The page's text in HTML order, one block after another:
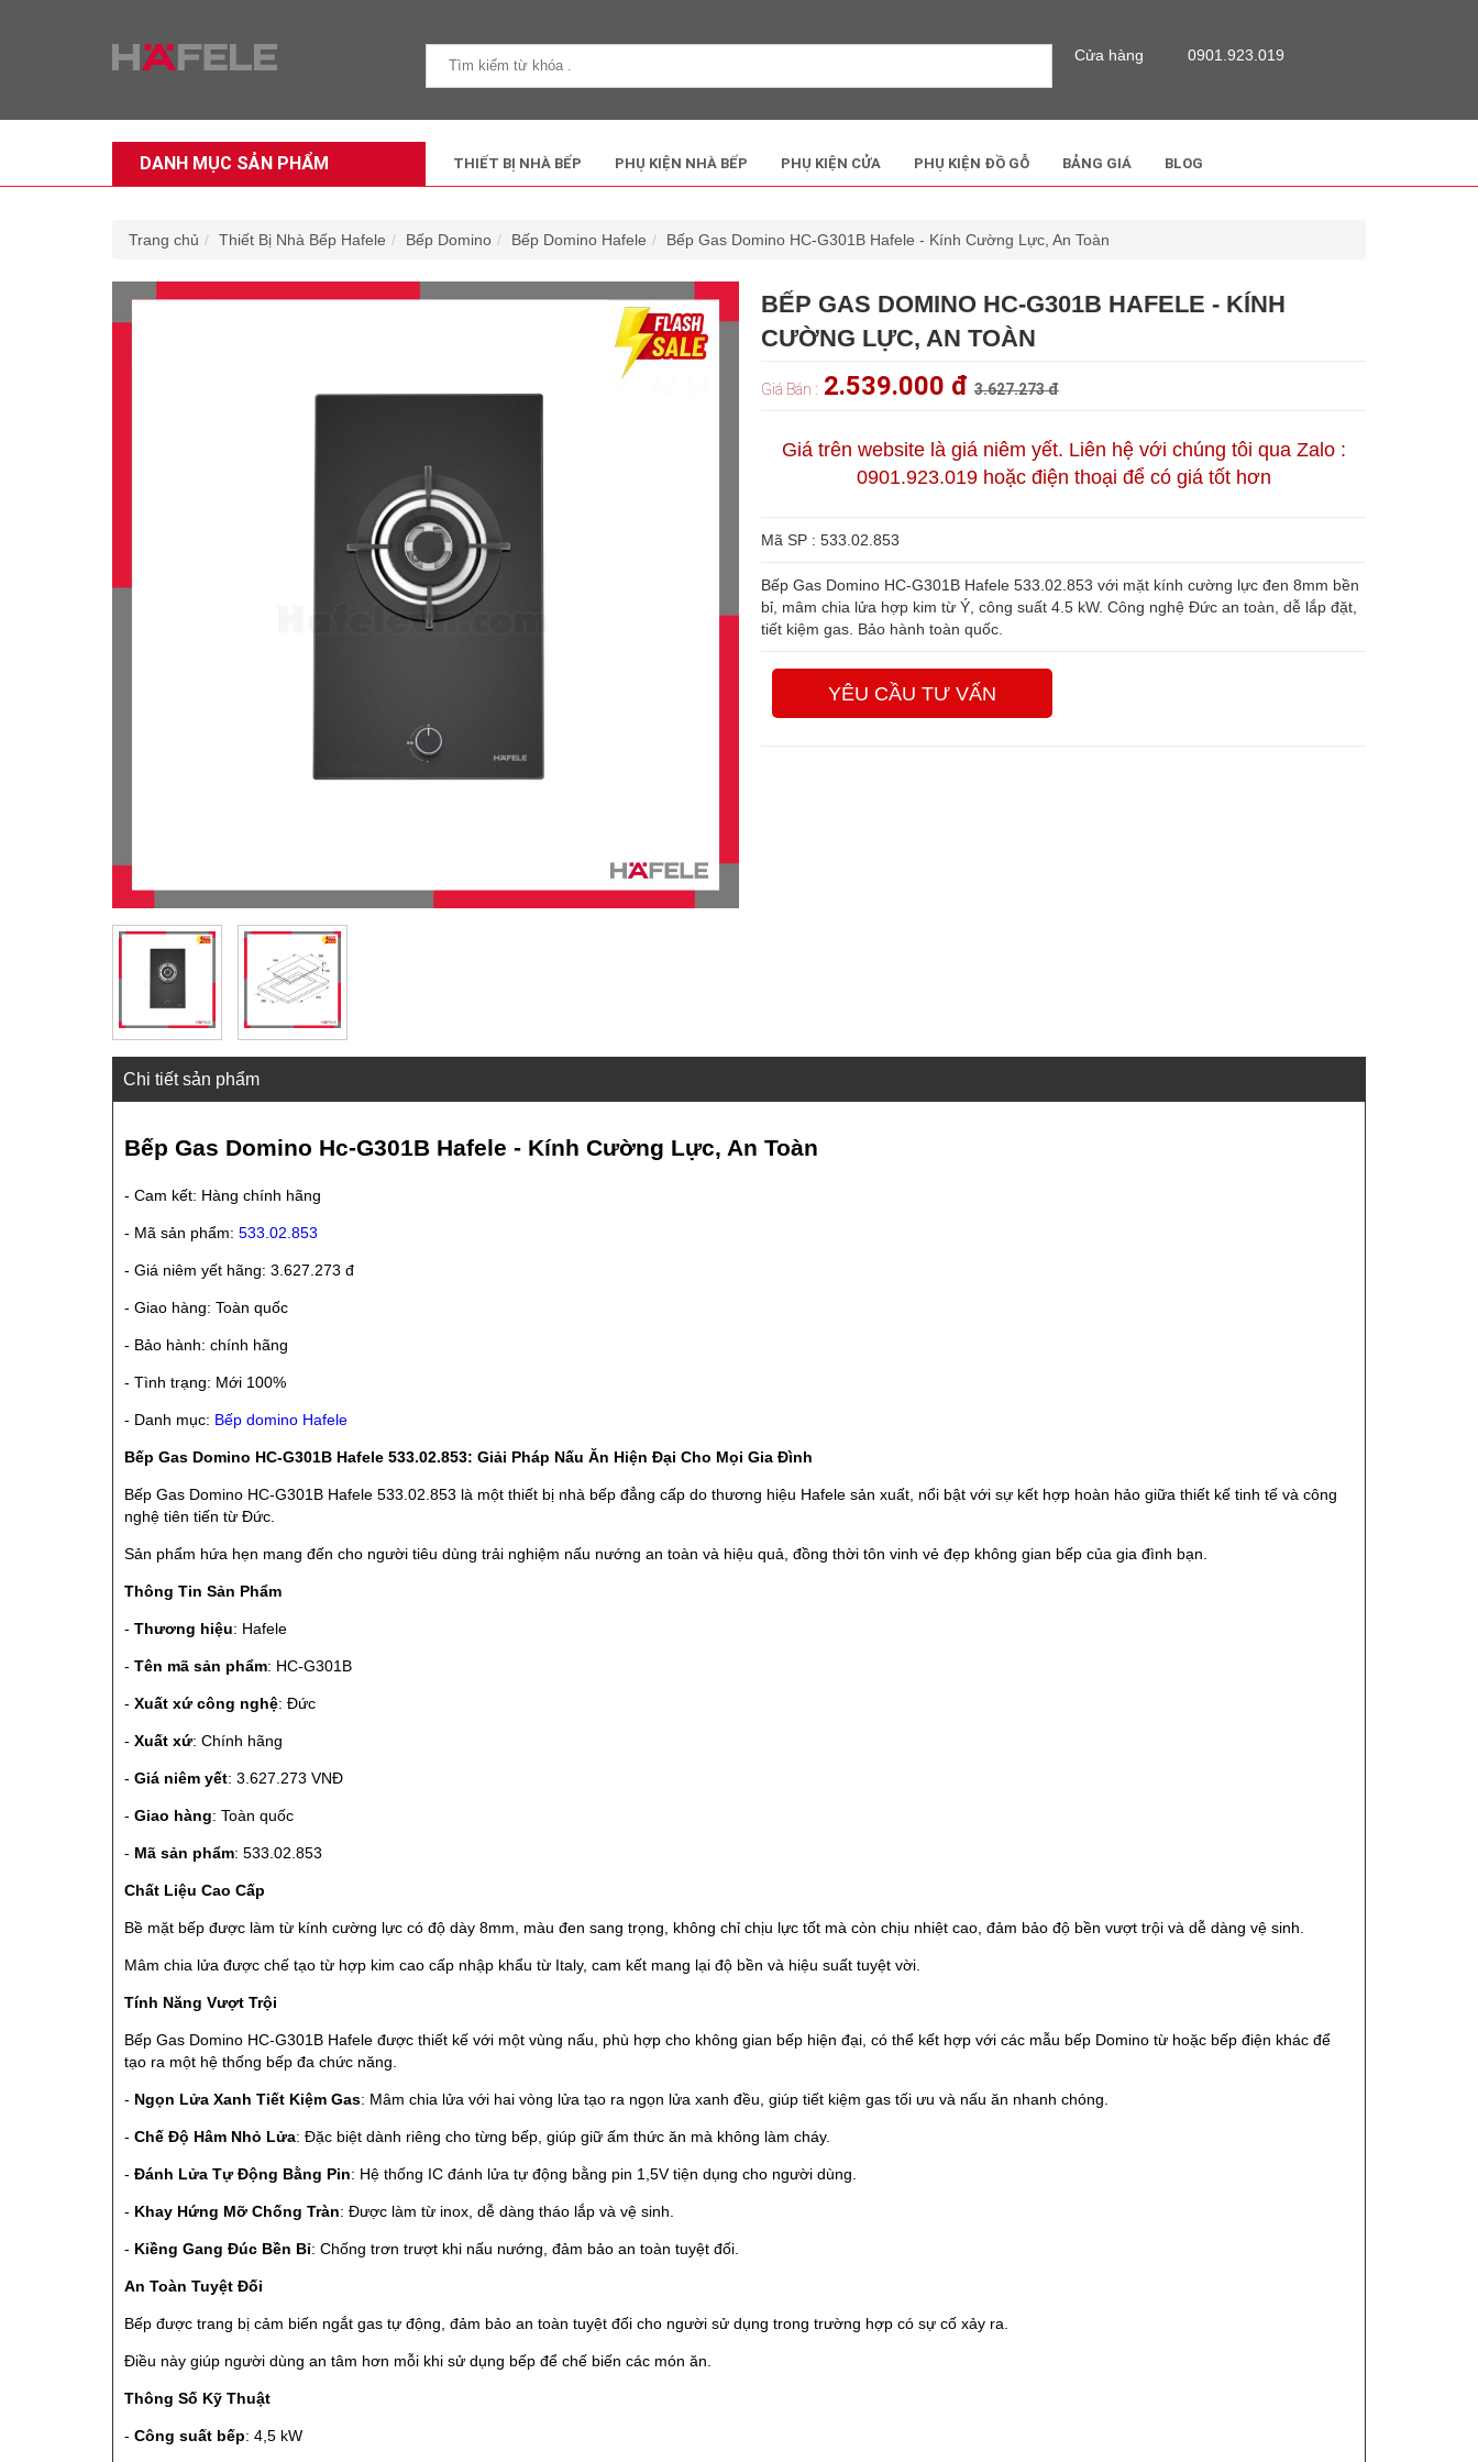
Cửa hàng 0901.923.019
DANH MỤC SẢN PHẨM THIẾT BỊ NHÀ BẾP PHỤ KIỆN NHÀ BẾP PHỤ KIỆN CỬA PHỤ KIỆN ĐỒ GỖ BẢNG GIÁ BLOG
Trang chủ Thiết Bị Nhà Bếp Hafele Bếp Domino Bếp Domino Hafele Bếp Gas Domino HC-G301B Hafele - Kính Cường Lực, An Toàn
BẾP GAS DOMINO HC-G301B HAFELE - KÍNH
CƯỜNG LỰC, AN TOÀN
Giá Bán : 2.539.000 đ 3.627.273 đ
Giá trên website là giá niêm yết. Liên hệ với chúng tôi qua Zalo :
0901.923.019 hoặc điện thoại để có giá tốt hơn
Mã SP : 533.02.853
Bếp Gas Domino HC-G301B Hafele 533.02.853 với mặt kính cường lực đen 8mm bền
bỉ, mâm chia lửa hợp kim từ Ý, công suất 4.5 kW. Công nghệ Đức an toàn, dễ lắp đặt,
tiết kiệm gas. Bảo hành toàn quốc.
YÊU CẦU TƯ VẤN
Chi tiết sản phẩm
Bếp Gas Domino Hc-G301B Hafele - Kính Cường Lực, An Toàn
- Cam kết: Hàng chính hãng
- Mã sản phẩm: 533.02.853
- Giá niêm yết hãng: 3.627.273 đ
- Giao hàng: Toàn quốc
- Bảo hành: chính hãng
- Tình trạng: Mới 100%
- Danh mục: Bếp domino Hafele
Bếp Gas Domino HC-G301B Hafele 533.02.853: Giải Pháp Nấu Ăn Hiện Đại Cho Mọi Gia Đình
Bếp Gas Domino HC-G301B Hafele 533.02.853 là một thiết bị nhà bếp đẳng cấp do thương hiệu Hafele sản xuất, nổi bật với sự kết hợp hoàn hảo giữa thiết kế tinh tế và công
nghệ tiên tiến từ Đức.
Sản phẩm hứa hẹn mang đến cho người tiêu dùng trải nghiệm nấu nướng an toàn và hiệu quả, đồng thời tôn vinh vẻ đẹp không gian bếp của gia đình bạn.
Thông Tin Sản Phẩm
- Thương hiệu: Hafele
- Tên mã sản phẩm: HC-G301B
- Xuất xứ công nghệ: Đức
- Xuất xứ: Chính hãng
- Giá niêm yết: 3.627.273 VNĐ
- Giao hàng: Toàn quốc
- Mã sản phẩm: 533.02.853
Chất Liệu Cao Cấp
Bề mặt bếp được làm từ kính cường lực có độ dày 8mm, màu đen sang trọng, không chỉ chịu lực tốt mà còn chịu nhiệt cao, đảm bảo độ bền vượt trội và dễ dàng vệ sinh.
Mâm chia lửa được chế tạo từ hợp kim cao cấp nhập khẩu từ Italy, cam kết mang lại độ bền và hiệu suất tuyệt vời.
Tính Năng Vượt Trội
Bếp Gas Domino HC-G301B Hafele được thiết kế với một vùng nấu, phù hợp cho không gian bếp hiện đại, có thể kết hợp với các mẫu bếp Domino từ hoặc bếp điện khác để
tạo ra một hệ thống bếp đa chức năng.
- Ngọn Lửa Xanh Tiết Kiệm Gas: Mâm chia lửa với hai vòng lửa tạo ra ngọn lửa xanh đều, giúp tiết kiệm gas tối ưu và nấu ăn nhanh chóng.
- Chế Độ Hâm Nhỏ Lửa: Đặc biệt dành riêng cho từng bếp, giúp giữ ấm thức ăn mà không làm cháy.
- Đánh Lửa Tự Động Bằng Pin: Hệ thống IC đánh lửa tự động bằng pin 1,5V tiện dụng cho người dùng.
- Khay Hứng Mỡ Chống Tràn: Được làm từ inox, dễ dàng tháo lắp và vệ sinh.
- Kiềng Gang Đúc Bền Bỉ: Chống trơn trượt khi nấu nướng, đảm bảo an toàn tuyệt đối.
An Toàn Tuyệt Đối
Bếp được trang bị cảm biến ngắt gas tự động, đảm bảo an toàn tuyệt đối cho người sử dụng trong trường hợp có sự cố xảy ra.
Điều này giúp người dùng an tâm hơn mỗi khi sử dụng bếp để chế biến các món ăn.
Thông Số Kỹ Thuật
- Công suất bếp: 4,5 kW